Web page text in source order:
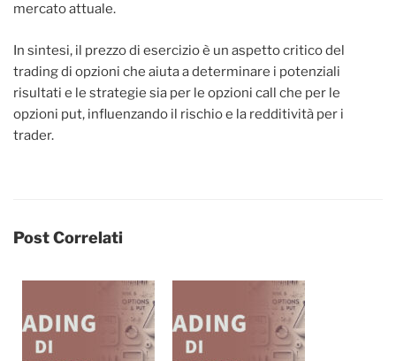
mercato attuale.
In sintesi, il prezzo di esercizio è un aspetto critico del
trading di opzioni che aiuta a determinare i potenziali
risultati e le strategie sia per le opzioni call che per le
opzioni put, influenzando il rischio e la redditività per i
trader.
Post Correlati